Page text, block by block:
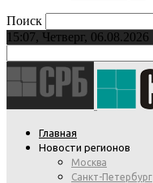
Поиск
15:07, Четверг, 06.08.2026
Главная
Новости регионов
Москва
Санкт-Петербург